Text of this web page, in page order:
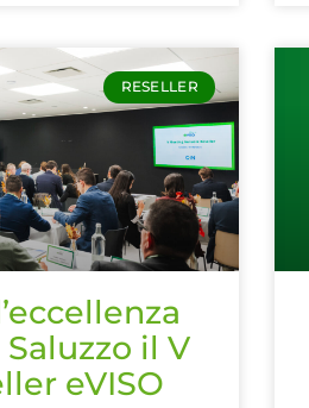
RESELLER
il V
eVISO